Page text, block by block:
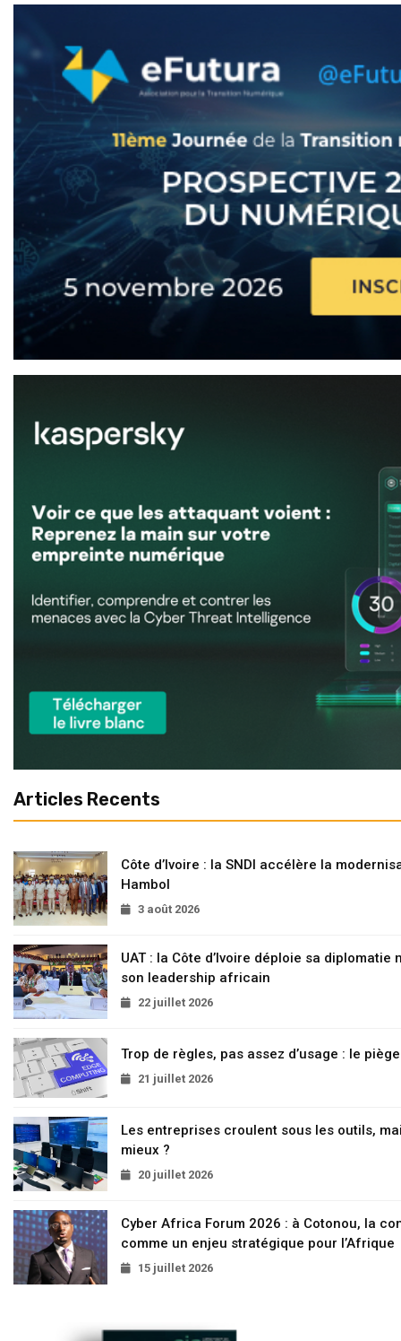
Articles Recents
Côte d’Ivoire : la SNDI accélère la
Hambol
3 août 2026
UAT : la Côte d’Ivoire déploie sa
son leadership africain
22 juillet 2026
Trop de règles, pas assez d’usage : le
21 juillet 2026
Les entreprises croulent sous les outils,
mieux ?
20 juillet 2026
Cyber Africa Forum 2026 : à Cotonou, la
comme un enjeu stratégique pour l’Afrique
15 juillet 2026